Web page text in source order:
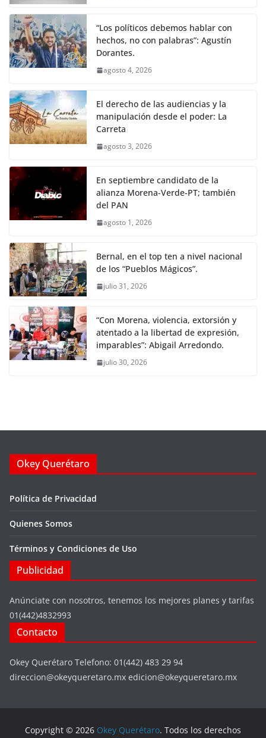
“Los políticos debemos hablar con
hechos, no con palabras”: Agustín
Dorantes.
agosto 4, 2026
El derecho de las audiencias y la
manipulación desde el poder: La
Carreta
agosto 3, 2026
En septiembre candidato de la
alianza Morena-Verde-PT; también
del PAN
agosto 1, 2026
Bernal, en el top ten a nivel nacional
de los “Pueblos Mágicos”.
julio 31, 2026
“Con Morena, violencia, extorsión y
atentado a la libertad de expresión,
imparables”: Abigail Arredondo.
julio 30, 2026
Okey Querétaro
Política de Privacidad
Quienes Somos
Términos y Condiciones de Uso
Publicidad
Anúnciate con nosotros, tenemos los mejores planes y tarifas
01(442)4832993
Contacto
Okey Querétaro Telefono: 01(442) 483 29 94
direccion@okeyqueretaro.mx edicion@okeyqueretaro.mx
Copyright © 2026 Okey Querétaro. Todos los derechos